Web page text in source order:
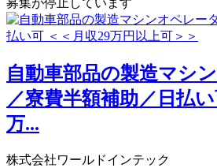
募集が停止しています
自動車部品の製造マシ
／寮費半額補助／日払
万...
株式会社ワールドインテック